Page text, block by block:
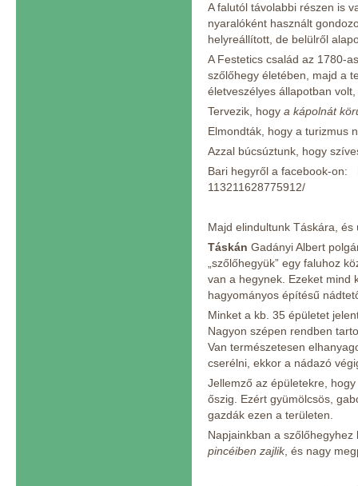
A falutól távolabbi részen is
nyaralóként használt
helyreállított, de belülről
A Festetics család az 1780-
szőlőhegy életében, majd a
életveszélyes állapotban
Tervezik, hogy a kápolnát
Elmondták, hogy a turizmus
Azzal búcsúztunk, hogy
Bari hegyről a facebook-on:
113211628775912/
Majd elindultunk Táskára,
Táskán Gadányi Albert
„szőlőhegyük” egy faluhoz
van a hegynek. Ezeket mind
hagyományos építésű
Minket a kb. 35 épületet
Nagyon szépen rendben
Van természetesen
cserélni, ekkor a nádazó
Jellemző az épületekre,
őszig. Ezért gyümölcsös,
gazdák ezen a területen.
Napjainkban a
pincéiben zajlik, és nagy